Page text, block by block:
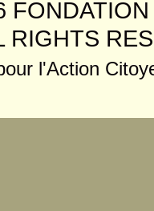
RIGHTS
l'Action